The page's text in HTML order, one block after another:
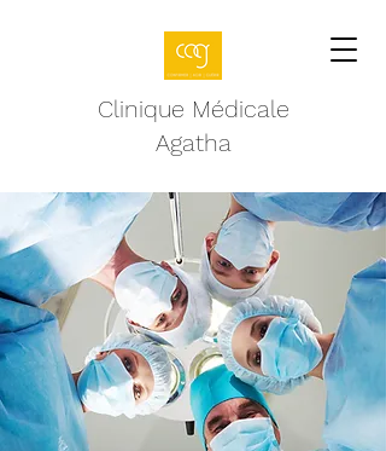
Clinique Médicale
Agatha